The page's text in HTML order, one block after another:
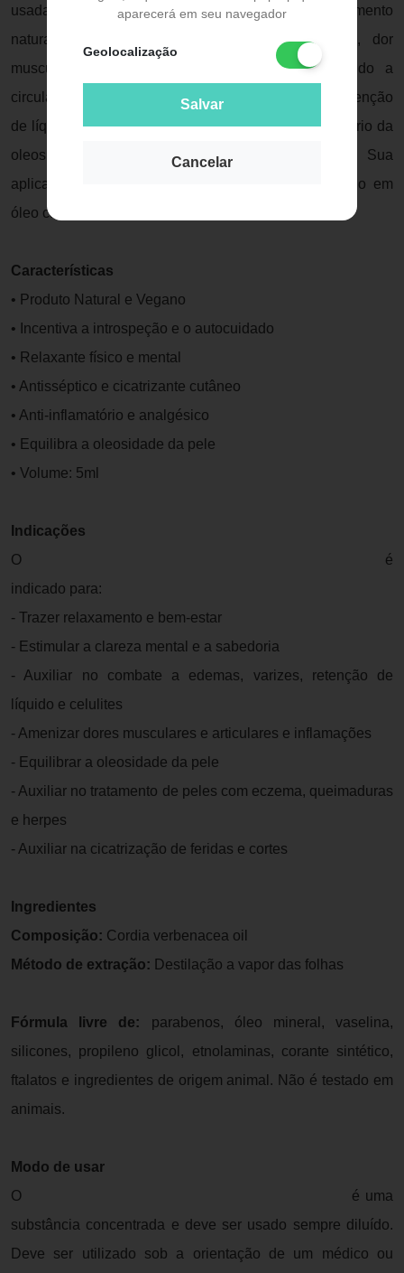
aparecerá em seu navegador
Geolocalização
Salvar
Cancelar
usada na medicina popular de caiçaras para o tratamento
natural de artrites, contusões, tendinites, feridas, dor
muscular e reumatismo. Também atua estimulando a
circulação sanguínea e linfática, útil em edemas, retenção
de líquidos e má circulação. Na pele, atua no equilíbrio da
oleosidade e na cicatrização de cortes e feridas. Sua
aplicação é preferencialmente de uso tópico, diluído em
óleo carreador, creme vegetal, sprays ou argilas.
Características
• Produto Natural e Vegano
• Incentiva a introspeção e o autocuidado
• Relaxante físico e mental
• Antisséptico e cicatrizante cutâneo
• Anti-inflamatório e analgésico
• Equilibra a oleosidade da pele
• Volume: 5ml
Indicações
O
é
indicado para:
- Trazer relaxamento e bem-estar
- Estimular a clareza mental e a sabedoria
- Auxiliar no combate a edemas, varizes, retenção de
líquido e celulites
- Amenizar dores musculares e articulares e inflamações
- Equilibrar a oleosidade da pele
- Auxiliar no tratamento de peles com eczema, queimaduras
e herpes
- Auxiliar na cicatrização de feridas e cortes
Ingredientes
Composição: Cordia verbenacea oil
Método de extração: Destilação a vapor das folhas
Fórmula livre de: parabenos, óleo mineral, vaselina,
silicones, propileno glicol, etnolaminas, corante sintético,
ftalatos e ingredientes de origem animal. Não é testado em
animais.
Modo de usar
O
é uma
substância concentrada e deve ser usado sempre diluído.
Deve ser utilizado sob a orientação de um médico ou